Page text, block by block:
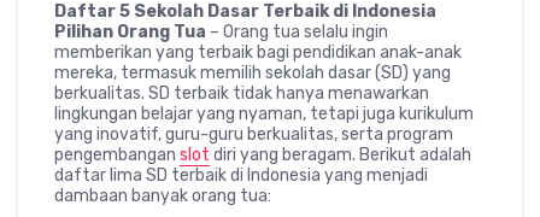
Daftar 5 Sekolah Dasar Terbaik di Indonesia
Pilihan Orang Tua – Orang tua selalu ingin
memberikan yang terbaik bagi pendidikan anak-anak
mereka, termasuk memilih sekolah dasar (SD) yang
berkualitas. SD terbaik tidak hanya menawarkan
lingkungan belajar yang nyaman, tetapi juga kurikulum
yang inovatif, guru-guru berkualitas, serta program
pengembangan slot diri yang beragam. Berikut adalah
daftar lima SD terbaik di Indonesia yang menjadi
dambaan banyak orang tua: